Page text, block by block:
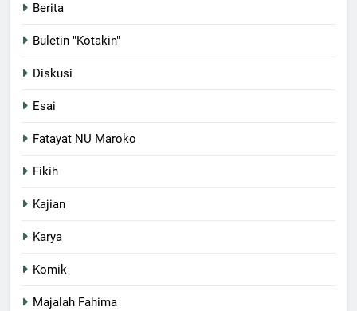
Berita
Buletin "Kotakin"
Diskusi
Esai
Fatayat NU Maroko
Fikih
Kajian
Karya
Komik
Majalah Fahima